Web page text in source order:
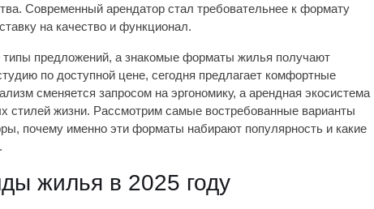
Современный арендатор стал требовательнее к формату
на качество и функционал.
предложений, а знакомые форматы жилья получают
по доступной цене, сегодня предлагает комфортные
сменяется запросом на эргономику, а арендная экосистема
стилей жизни. Рассмотрим самые востребованные варианты
почему именно эти форматы набирают популярность и какие
жилья в 2025 году